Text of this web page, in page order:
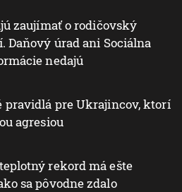
zaujímať o rodičovský
Daňový úrad ani Sociálna
nedajú
pravidlá pre Ukrajincov, ktorí
agresiou
rekord má ešte
sa pôvodne zdalo